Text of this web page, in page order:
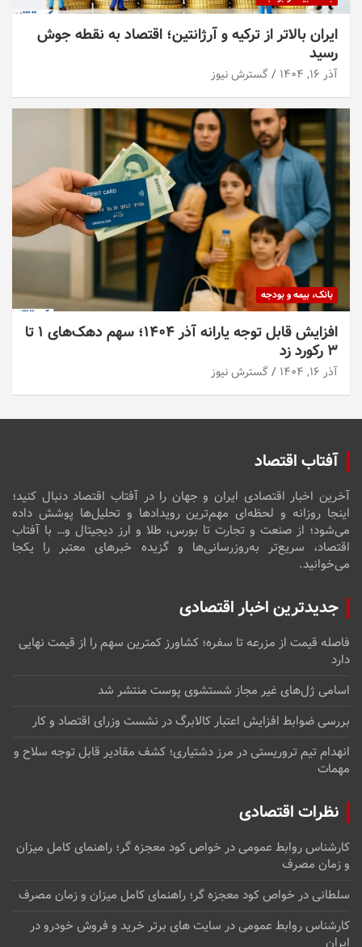
ایران بالاتر از ترکیه و آرژانتین؛ اقتصاد به نقطه جوش
رسید
آذر ۱۶, ۱۴۰۴ گسترش نیوز
بانک، بیمه و بودجه
افزایش قابل توجه یارانه آذر ۱۴۰۴؛ سهم دهک‌های ۱ تا
۳ رکورد زد
آذر ۱۶, ۱۴۰۴ گسترش نیوز
آفتاب اقتصاد
آخرین اخبار اقتصادی ایران و جهان را در آفتاب اقتصاد دنبال کنید؛
اینجا روزانه و لحظه‌ای مهم‌ترین رویدادها و تحلیل‌ها پوشش داده
می‌شود؛ از صنعت و تجارت تا بورس، طلا و ارز دیجیتال و… با آفتاب
اقتصاد، سریع‌تر به‌روزرسانی‌ها و گزیده خبرهای معتبر را یکجا
می‌خوانید.
جدیدترین اخبار اقتصادی
فاصله قیمت از مزرعه تا سفره؛ کشاورز کمترین سهم را از قیمت نهایی
دارد
اسامی ژل‌های غیر مجاز شستشوی پوست منتشر شد
بررسی ضوابط افزایش اعتبار کالابرگ در نشست وزرای اقتصاد و کار
انهدام تیم تروریستی در مرز دشتیاری؛ کشف مقادیر قابل توجه سلاح و
مهمات
نظرات اقتصادی
کارشناس روابط عمومیدرخواص کود معجزه گر؛ راهنمای کامل میزان
و زمان مصرف
سلطانیدرخواص کود معجزه گر؛ راهنمای کامل میزان و زمان مصرف
کارشناس روابط عمومیدرسایت های برتر خرید و فروش خودرو در
ایران